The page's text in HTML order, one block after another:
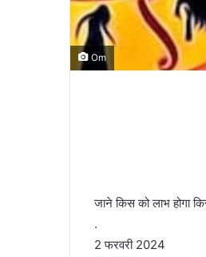
Om
जाने किस को लाभ होगा
.
2 फरवरी 2024